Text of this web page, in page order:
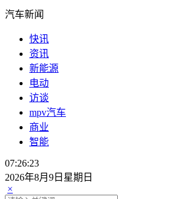
汽车新闻
快讯
资讯
新能源
电动
访谈
mpv汽车
商业
智能
07:26:23
2026年8月9日星期日
×